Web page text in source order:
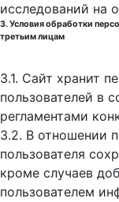
исследований на
3. Условия обработки
третьим лицам
3.1. Сайт хранит
пользователей в
регламентами
3.2. В отношении
пользователя
кроме случаев
пользователем